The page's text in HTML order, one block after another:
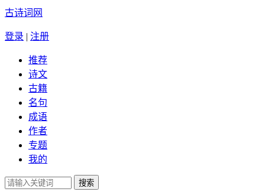
古诗词网
登录 | 注册
推荐
诗文
古籍
名句
成语
作者
专题
我的